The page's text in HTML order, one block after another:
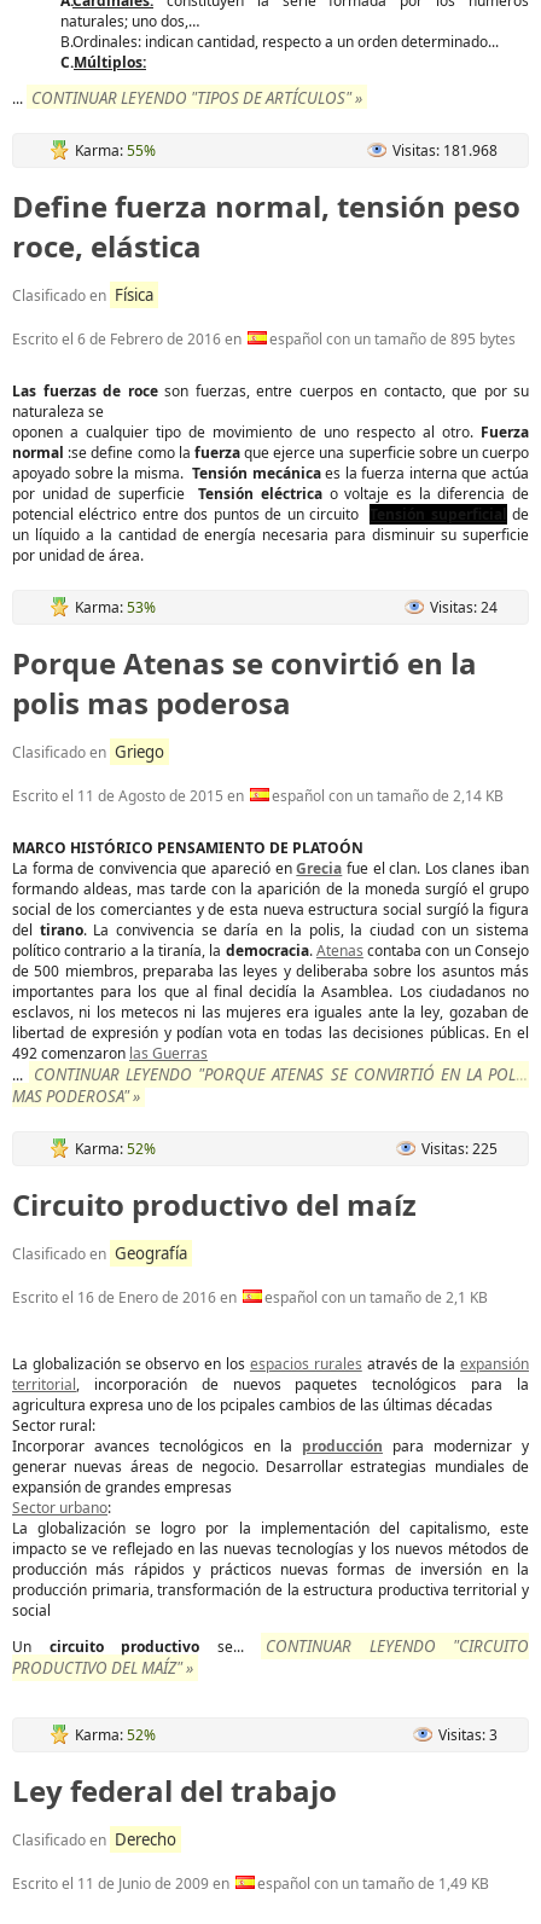
naturales; uno dos,…
B.Ordinales: indican cantidad, respecto a un orden determinado...
C.Múltiplos:
... CONTINUAR LEYENDO "TIPOS DE ARTÍCULOS" »
Karma:55% Visitas: 181.968
Define fuerza normal, tensión peso
roce, elástica
Clasificado en Física
Escrito el 6 de Febrero de 2016en español con un tamaño de 895 bytes
Las fuerzas de roceson fuerzas, entre cuerpos en contacto, que por su
naturaleza se
oponen a cualquier tipo de movimiento de uno respecto al otro. Fuerza
normal :se define como la fuerzaque ejerce una superficie sobre un cuerpo
apoyado sobre la misma. Tensión mecánicaes la fuerza interna que actúa
por unidad de superficieTensión eléctrica o voltaje es la diferencia de
potencial eléctrico entre dos puntos de un circuito
de
un líquido a la cantidad de energía necesaria para disminuir su superficie
por unidad de área.
Karma:53% Visitas: 24
Porque Atenas se convirtió en la
polis mas poderosa
Clasificado en Griego
Escrito el 11 de Agosto de 2015 en español con un tamaño de 2,14 KB
MARCO HISTÓRICO PENSAMIENTO DE PLATOÓN
La forma de convivencia que apareció enGrecia fue el clan. Los clanes iban
formando aldeas, mas tarde con la aparición de la moneda surgíó el grupo
social de los comerciantes y de esta nueva estructura social surgíó la figura
del tirano. La convivencia se daría en la polis, la ciudad con un sistema
político contrario a la tiranía, la democracia.Atenas contaba con un Consejo
de 500 miembros, preparaba las leyes y deliberaba sobre los asuntos más
importantes para los que al final decidía la Asamblea. Los ciudadanos no
esclavos, ni los metecos ni las mujeres era iguales ante la ley, gozaban de
libertad de expresión y podían vota en todas las decisiones públicas. En el
492 comenzaron las Guerras
... CONTINUAR LEYENDO "PORQUE ATENAS SE CONVIRTIÓ EN LA POLIS
MAS PODEROSA" »
Karma:52% Visitas: 225
Circuito productivo del maíz
Clasificado en Geografía
Escrito el 16 de Enero de 2016en español con un tamaño de 2,1 KB
La globalización se observo en los espacios rurales através de laexpansión
territorial, incorporación de nuevos paquetes tecnológicos para la
agricultura expresa uno de los pcipales cambios de las últimas décadas
Sector rural:
Incorporar avances tecnológicos en la producción para modernizar y
generar nuevas áreas de negocio. Desarrollar estrategias mundiales de
expansión de grandes empresas
Sector urbano:
La globalización se logro por la implementación del capitalismo, este
impacto se ve reflejado en las nuevas tecnologías y los nuevos métodos de
producción más rápidos y prácticos nuevas formas de inversión en la
producción primaria, transformación de la estructura productiva territorial y
social
Un circuito productivo se...
CONTINUAR LEYENDO "CIRCUITO
PRODUCTIVO DEL MAÍZ" »
Karma:52% Visitas: 3
Ley federal del trabajo
Clasificado en Derecho
Escrito el 11 de Junio de 2009en español con un tamaño de 1,49 KB